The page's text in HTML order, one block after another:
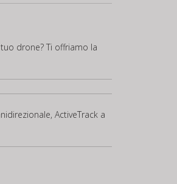
drone? Ti offriamo la
ActiveTrack a